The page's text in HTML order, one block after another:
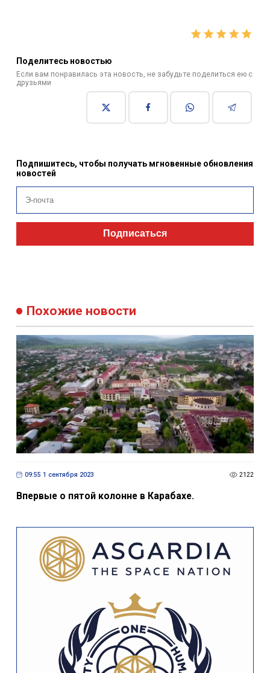
Поделитесь новостью
Если вам понравилась эта новость, не забудьте поделиться ею с
друзьями
Подпишитесь, чтобы получать мгновенные обновления
новостей
Подписаться
Похожие новости
09:55 1 сентября 2023 2122
Впервые о пятой колонне в Карабахе.